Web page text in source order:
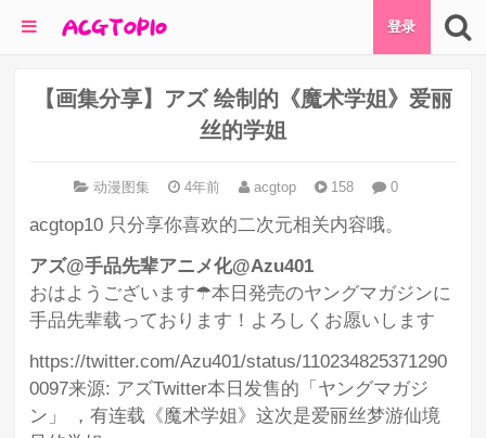
登录
【画集分享】アズ 绘制的《魔术学姐》爱丽
丝的学姐
动漫图集 4年前 acgtop 158 0
acgtop10 只分享你喜欢的二次元相关内容哦。
アズ@手品先辈アニメ化@Azu401
おはようございます☂本日発売のヤングマガジンに
手品先辈载っております！よろしくお愿いします
https://twitter.com/Azu401/status/110234825371290
0097来源: アズTwitter本日发售的「ヤングマガジ
ン」 ，有连载《魔术学姐》这次是爱丽丝梦游仙境